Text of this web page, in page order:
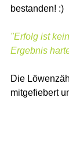
bestanden! :)
"Erfolg ist
Ergebnis
Die
mitgefiebert